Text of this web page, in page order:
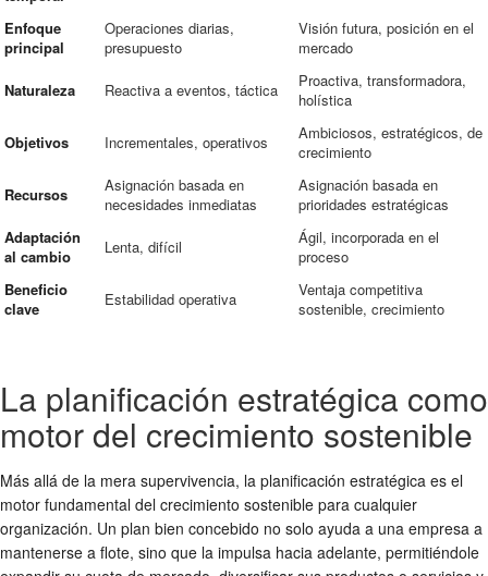
Enfoque
principal
Operaciones diarias,
presupuesto
Visión futura, posición en el
mercado
Naturaleza Reactiva a eventos, táctica
Proactiva, transformadora,
holística
Objetivos Incrementales, operativos
Ambiciosos, estratégicos, de
crecimiento
Recursos
Asignación basada en
necesidades inmediatas
Asignación basada en
prioridades estratégicas
Adaptación
al cambio
Lenta, difícil
Ágil, incorporada en el
proceso
Beneficio
clave
Estabilidad operativa
Ventaja competitiva
sostenible, crecimiento
La planificación estratégica como
motor del crecimiento sostenible
Más allá de la mera supervivencia, la planificación estratégica es el
motor fundamental del crecimiento sostenible para cualquier
organización. Un plan bien concebido no solo ayuda a una empresa a
mantenerse a flote, sino que la impulsa hacia adelante, permitiéndole